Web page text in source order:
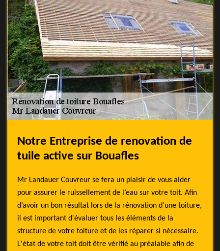
Notre Entreprise de renovation de
tuile active sur Bouafles
Mr Landauer Couvreur se fera un plaisir de vous aider
pour assurer le ruissellement de l’eau sur votre toit. Afin
d’avoir un bon résultat lors de la rénovation d'une toiture,
il est important d'évaluer tous les éléments de la
structure de votre toiture et de les réparer si nécessaire.
L'état de votre toit doit être vérifié au préalable afin de